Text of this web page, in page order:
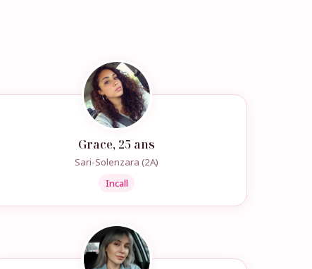
Grace, 25 ans
Sari-Solenzara (2A)
Incall